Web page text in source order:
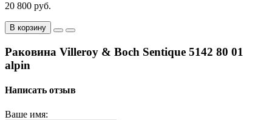
20 800 руб.
В корзину
Раковина Villeroy & Boch Sentique 5142 80 01
alpin
Написать отзыв
Ваше имя: